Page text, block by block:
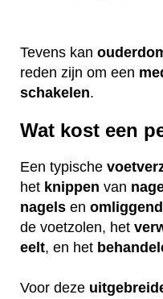
Tevens kan
reden zijn om een
schakelen.
Wat kost een
Een typische
het knippen van
nagels en
de voetzolen, het
eelt, en het
Voor deze